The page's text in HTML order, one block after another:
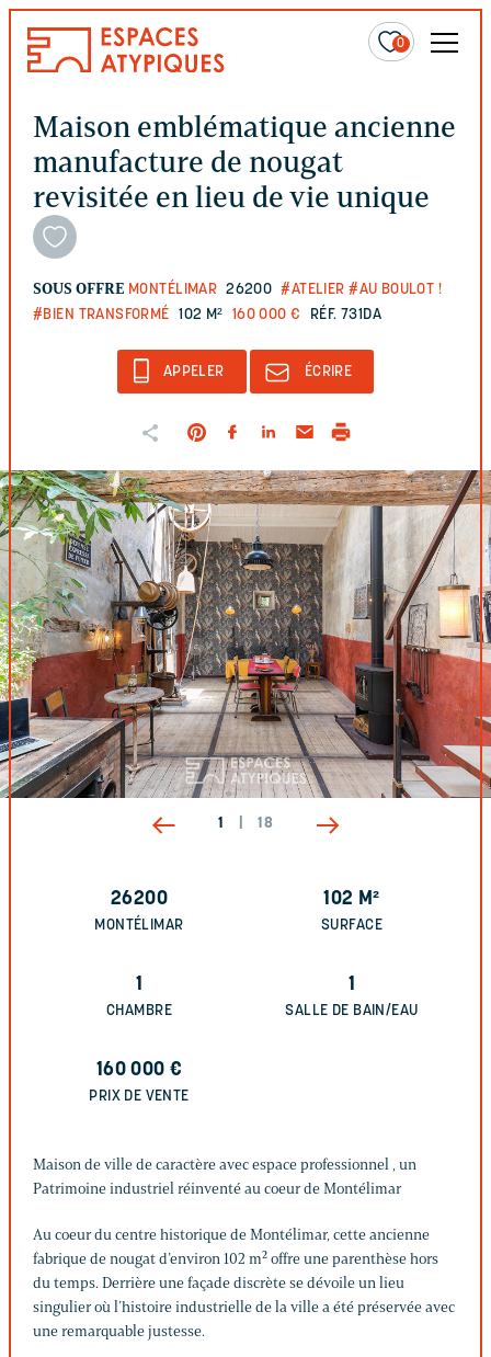
0
Maison emblématique ancienne
manufacture de nougat
revisitée en lieu de vie unique
SOUS OFFRE MONTÉLIMAR 26200 #ATELIER #AU BOULOT !
#BIEN TRANSFORMÉ
102 M² 160 000 € RÉF. 731DA
APPELER ÉCRIRE
1 18
26200
MONTÉLIMAR
102 M²
SURFACE
1
CHAMBRE
1
SALLE DE BAIN/EAU
160 000 €
PRIX DE VENTE
Maison de ville de caractère avec espace professionnel , un
Patrimoine industriel réinventé au coeur de Montélimar
Au coeur du centre historique de Montélimar, cette ancienne
fabrique de nougat d’environ 102 m² offre une parenthèse hors
du temps. Derrière une façade discrète se dévoile un lieu
singulier où l’histoire industrielle de la ville a été préservée avec
une remarquable justesse.